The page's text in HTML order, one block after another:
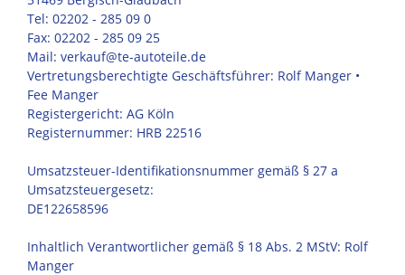
Tel: 02202 - 285 09 0
Fax: 02202 - 285 09 25
Mail: verkauf@te-autoteile.de
Vertretungsberechtigte Geschäftsführer: Rolf Manger •
Fee Manger
Registergericht: AG Köln
Registernummer: HRB 22516
Umsatzsteuer-Identifikationsnummer gemäß § 27 a
Umsatzsteuergesetz:
DE122658596
Inhaltlich Verantwortlicher gemäß § 18 Abs. 2 MStV: Rolf
Manger